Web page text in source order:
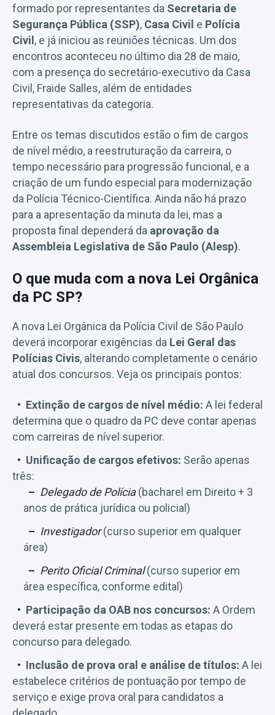
formado por representantes da Secretaria de
Segurança Pública (SSP), Casa Civil e Polícia
Civil , e já iniciou as reuniões técnicas. Um dos
encontros aconteceu no último dia 28 de maio,
com a presença do secretário-executivo da Casa
Civil, Fraide Salles, além de entidades
representativas da categoria.
Entre os temas discutidos estão o fim de cargos
de nível médio, a reestruturação da carreira, o
tempo necessário para progressão funcional, e a
criação de um fundo especial para modernização
da Polícia Técnico-Científica. Ainda não há prazo
para a apresentação da minuta da lei, mas a
proposta final dependerá da aprovação da
Assembleia Legislativa de São Paulo (Alesp).
O que muda com a nova Lei Orgânica
da PC SP?
A nova Lei Orgânica da Polícia Civil de São Paulo
deverá incorporar exigências da Lei Geral das
Polícias Civis, alterando completamente o cenário
atual dos concursos. Veja os principais pontos:
Extinção de cargos de nível médio: A lei federal
determina que o quadro da PC deve contar apenas
com carreiras de nível superior.
Unificação de cargos efetivos: Serão apenas
três:
Delegado de Polícia(bacharel em Direito + 3
anos de prática jurídica ou policial)
Investigador(curso superior em qualquer
área)
Perito Oficial Criminal(curso superior em
área específica, conforme edital)
Participação da OAB nos concursos: A Ordem
deverá estar presente em todas as etapas do
concurso para delegado.
Inclusão de prova oral e análise de títulos: A lei
estabelece critérios de pontuação por tempo de
serviço e exige prova oral para candidatos a